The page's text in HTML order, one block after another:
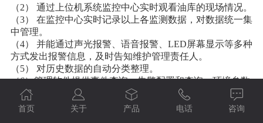
（2） 通过上位机系统监控中心实时观看油库的现场情况。
（3） 在监控中心实时记录以上各监测数据，对数据统一集
中管理。
（4） 并能通过声光报警、语音报警、LED屏幕显示等多种
方式发出报警信息，及时告知维护管理责任人。
（5） 对历史数据的自动分类整理。
（6）管理软件提供事件查询、告警配置和查询、环境参数
浏览。
二、方案介绍与设计
首页 关于 产品 电话 咨询